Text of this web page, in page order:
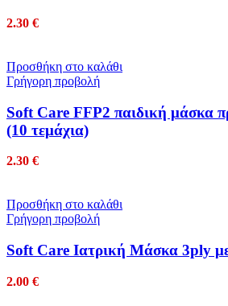
2.30 €
Προσθήκη στο καλάθι
Γρήγορη προβολή
Soft Care FFP2 παιδική μάσκα
(10 τεμάχια)
2.30 €
Προσθήκη στο καλάθι
Γρήγορη προβολή
Soft Care Ιατρική Μάσκα 3ply με
2.00 €